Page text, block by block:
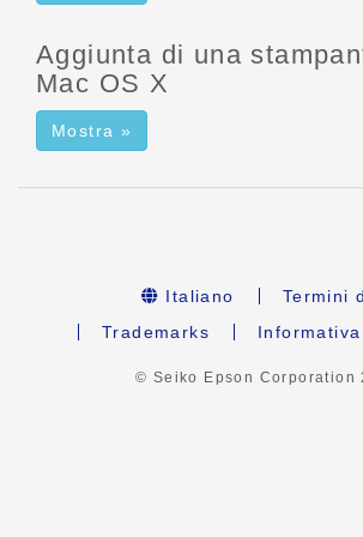
Aggiunta di una
Mac OS X
Mostra »
Italiano
Termini
Trademarks
© Seiko Epson Corporation